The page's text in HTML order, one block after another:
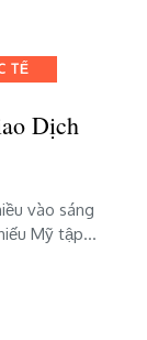
TẾ
Dịch
vào sáng
Mỹ tập…